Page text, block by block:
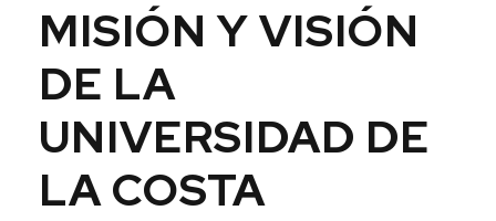
MISIÓN Y VISIÓN
DE LA
UNIVERSIDAD DE
LA COSTA